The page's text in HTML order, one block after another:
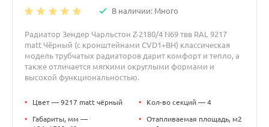
В наличии: Много
Радиатор Зендер Чарльстон Z-2180/4 N69 твв RAL 9217
matt Чёрный (с кронштейнами CVD1+BH) классическая
модель трубчатых радиаторов дарит комфорт и тепло, а
также отличается мягкими округлыми формами и
высокой функциональностью.
• Цвет — 9217 matt чёрный
•
Габариты, мм —
• Кол-во секций — 4
•
Отапливаемая площадь, м2